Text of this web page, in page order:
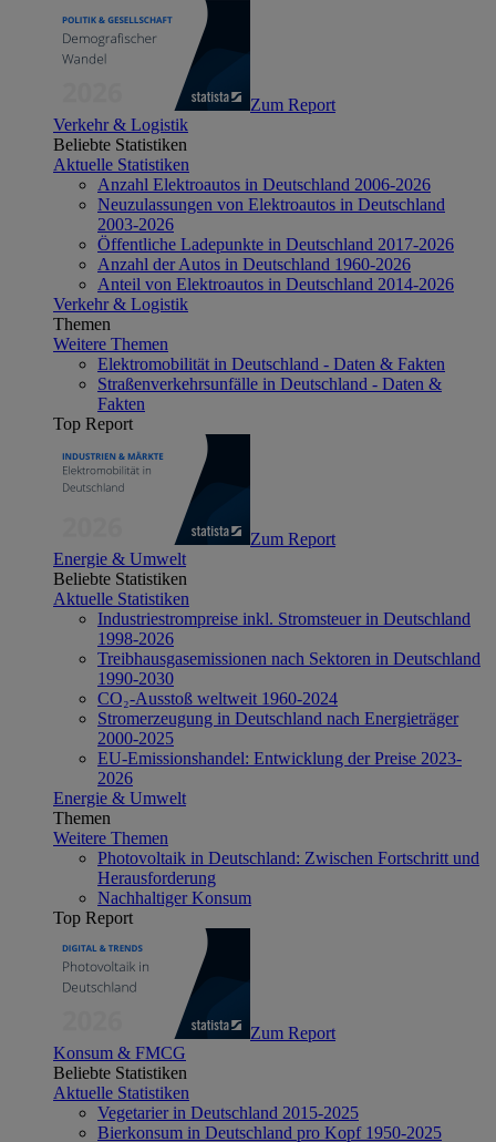
Zum Report
Verkehr & Logistik
Beliebte Statistiken
Aktuelle Statistiken
Anzahl Elektroautos in Deutschland 2006-2026
Neuzulassungen von Elektroautos in Deutschland
2003-2026
Öffentliche Ladepunkte in Deutschland 2017-2026
Anzahl der Autos in Deutschland 1960-2026
Anteil von Elektroautos in Deutschland 2014-2026
Verkehr & Logistik
Themen
Weitere Themen
Elektromobilität in Deutschland - Daten & Fakten
Straßenverkehrsunfälle in Deutschland - Daten &
Fakten
Top Report
Zum Report
Energie & Umwelt
Beliebte Statistiken
Aktuelle Statistiken
Industriestrompreise inkl. Stromsteuer in Deutschland
1998-2026
Treibhausgasemissionen nach Sektoren in Deutschland
1990-2030
CO₂-Ausstoß weltweit 1960-2024
Stromerzeugung in Deutschland nach Energieträger
2000-2025
EU-Emissionshandel: Entwicklung der Preise 2023-
2026
Energie & Umwelt
Themen
Weitere Themen
Photovoltaik in Deutschland: Zwischen Fortschritt und
Herausforderung
Nachhaltiger Konsum
Top Report
Zum Report
Konsum & FMCG
Beliebte Statistiken
Aktuelle Statistiken
Vegetarier in Deutschland 2015-2025
Bierkonsum in Deutschland pro Kopf 1950-2025